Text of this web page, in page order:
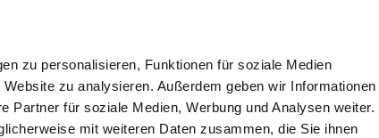
zu personalisieren, Funktionen für soziale Medien
zu analysieren. Außerdem geben wir Informationen
Partner für soziale Medien, Werbung und Analysen weiter.
mit weiteren Daten zusammen, die Sie ihnen